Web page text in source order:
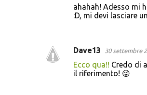
ahahah! Adesso mi
:D, mi devi lasciare
Dave13 30 settembre
Ecco qua!! Credo di
il riferimento! 😜